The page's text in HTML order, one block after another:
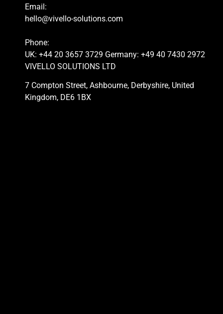
Email:
hello@vivello-solutions.com
Phone:
UK: +44 20 3657 3729 Germany: +49 40 7430 2972
VIVELLO SOLUTIONS LTD
7 Compton Street, Ashbourne, Derbyshire, United
Kingdom, DE6 1BX